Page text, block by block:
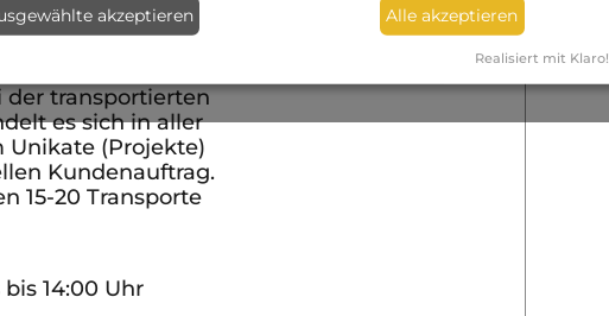
mit eigenen
der transportierten
es sich in aller
Unikate (Projekte)
Kundenauftrag.
15-20 Transporte
14:00 Uhr
akzeptieren Alle akzeptieren
Realisiert mit Klaro!